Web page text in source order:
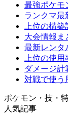
最強ポケモ
ランクマ最
上位の構
大会情報ま
最新レンタ
上位の使
ダメージ計
対戦で使う
ポケモン・技・
人気記事